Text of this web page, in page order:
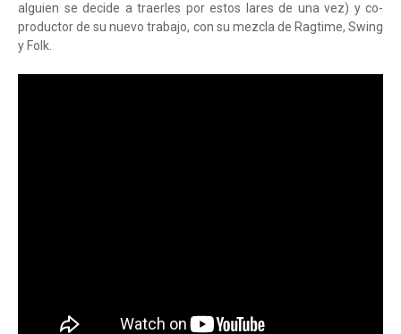
alguien se decide a traerles por estos lares de una vez) y co-
productor de su nuevo trabajo, con su mezcla de Ragtime, Swing
y Folk.